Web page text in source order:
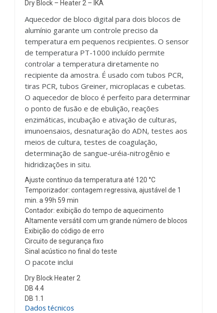
Dry Block – Heater 2 – IKA
Aquecedor de bloco digital para dois blocos de
alumínio garante um controle preciso da
temperatura em pequenos recipientes. O sensor
de temperatura PT-1000 incluído permite
controlar a temperatura diretamente no
recipiente da amostra. É usado com tubos PCR,
tiras PCR, tubos Greiner, microplacas e cubetas.
O aquecedor de bloco é perfeito para determinar
o ponto de fusão e de ebulição, reações
enzimáticas, incubação e ativação de culturas,
imunoensaios, desnaturação do ADN, testes aos
meios de cultura, testes de coagulação,
determinação de sangue-uréia-nitrogênio e
hidridizações in situ.
Ajuste contínuo da temperatura até 120 °C
Temporizador: contagem regressiva, ajustável de 1
min. a 99h 59 min
Contador: exibição do tempo de aquecimento
Altamente versátil com um grande número de blocos
Exibição do código de erro
Circuito de segurança fixo
Sinal acústico no final do teste
O pacote inclui
Dry Block Heater 2
DB 4.4
DB 1.1
Dados técnicos